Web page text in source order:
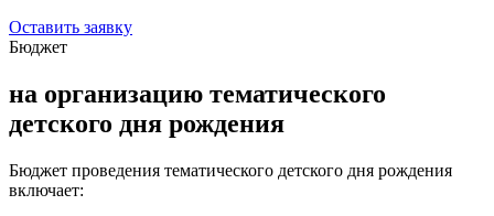
Оставить заявку
Бюджет
на организацию тематического
детского дня рождения
Бюджет проведения тематического детского дня рождения
включает: